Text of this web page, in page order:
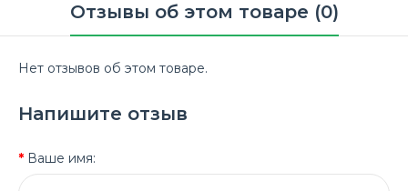
Отзывы об этом товаре (0)
Нет отзывов об этом товаре.
Напишите отзыв
Ваше имя: